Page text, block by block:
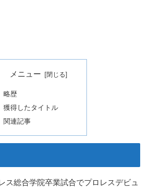
メニュー
略歴
獲得したタイトル
関連記事
ス総合学院卒業試合でプロレスデビュ